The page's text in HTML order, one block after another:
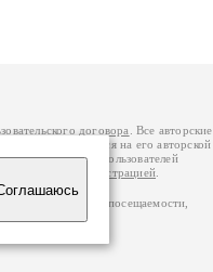
договора
. Все авторские
можете обратиться на его авторской
. Данные пользователей
связаться с администрацией
данным счетчика посещаемости,